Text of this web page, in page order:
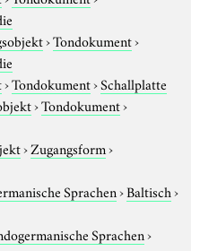
›Tondokument›
›Tondokument›Schallplatte
›Tondokument›
›Zugangsform›
Sprachen›Baltisch›
Sprachen›